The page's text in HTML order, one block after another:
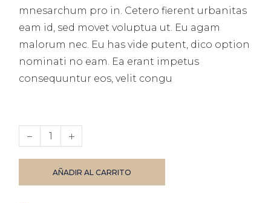
mnesarchum pro in. Cetero fierent urbanitas
eam id, sed movet voluptua ut. Eu agam
malorum nec. Eu has vide putent, dico option
nominati no eam. Ea erant impetus
consequuntur eos, velit congu
Furniture quantity
AÑADIR AL CARRITO